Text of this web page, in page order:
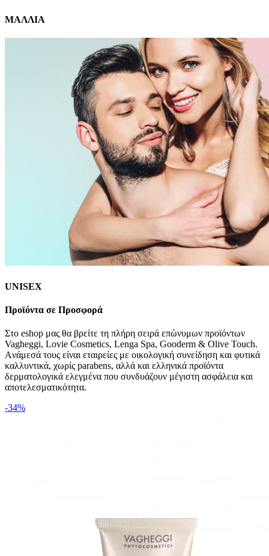
ΜΑΛΛΙΑ
UNISEX
Προϊόντα σε Προσφορά
Στο eshop μας θα βρείτε τη πλήρη σειρά επώνυμων προϊόντων
Vagheggi, Lovie Cosmetics, Lenga Spa, Gooderm & Olive Touch.
Aνάμεσά τους είναι εταιρείες με οικολογική συνείδηση και φυτικά
καλλυντικά, χωρίς parabens, αλλά και ελληνικά προϊόντα
δερματολογικά ελεγμένα που συνδυάζουν μέγιστη ασφάλεια και
αποτελεσματικότητα.
-34%